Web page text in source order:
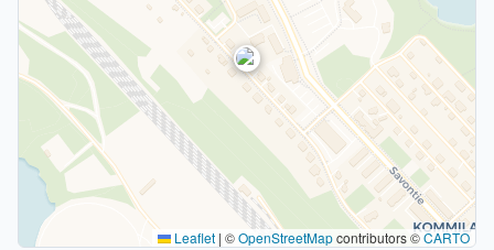
Leaflet | ©OpenStreetMapcontributors ©CARTO